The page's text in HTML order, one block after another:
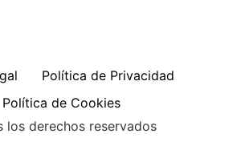
Política de Privacidad
Política de Cookies
los derechos reservados